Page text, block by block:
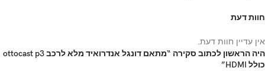
חוות דעת
אין עדיין חוות דעת.
היה הראשון לכתוב סקירה “מתאם דונגל אנדרואיד מלא לרכב ottocast p3
כולל HDMI”